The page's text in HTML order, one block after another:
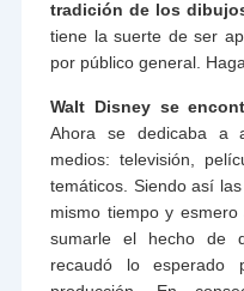
tradición de los
tiene la suerte de ser
por público general.
Walt Disney se
Ahora se dedicaba a
medios: televisión,
temáticos. Siendo así
mismo tiempo y
sumarle el hecho de
recaudó lo esperado